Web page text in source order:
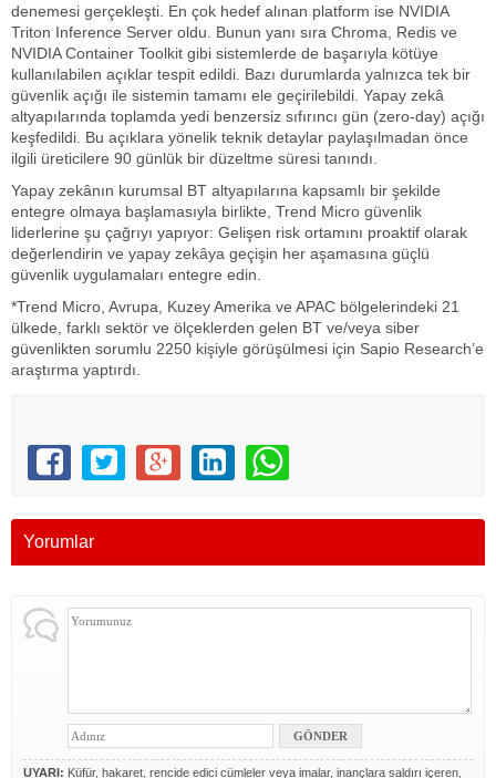
denemesi gerçekleşti. En çok hedef alınan platform ise NVIDIA
Triton Inference Server oldu. Bunun yanı sıra Chroma, Redis ve
NVIDIA Container Toolkit gibi sistemlerde de başarıyla kötüye
kullanılabilen açıklar tespit edildi. Bazı durumlarda yalnızca tek bir
güvenlik açığı ile sistemin tamamı ele geçirilebildi. Yapay zekâ
altyapılarında toplamda yedi benzersiz sıfırıncı gün (zero-day) açığı
keşfedildi. Bu açıklara yönelik teknik detaylar paylaşılmadan önce
ilgili üreticilere 90 günlük bir düzeltme süresi tanındı.
Yapay zekânın kurumsal BT altyapılarına kapsamlı bir şekilde
entegre olmaya başlamasıyla birlikte, Trend Micro güvenlik
liderlerine şu çağrıyı yapıyor: Gelişen risk ortamını proaktif olarak
değerlendirin ve yapay zekâya geçişin her aşamasına güçlü
güvenlik uygulamaları entegre edin.
*Trend Micro, Avrupa, Kuzey Amerika ve APAC bölgelerindeki 21
ülkede, farklı sektör ve ölçeklerden gelen BT ve/veya siber
güvenlikten sorumlu 2250 kişiyle görüşülmesi için Sapio Research’e
araştırma yaptırdı.
Yorumlar
UYARI: Küfür, hakaret, rencide edici cümleler veya imalar, inançlara saldırı içeren,